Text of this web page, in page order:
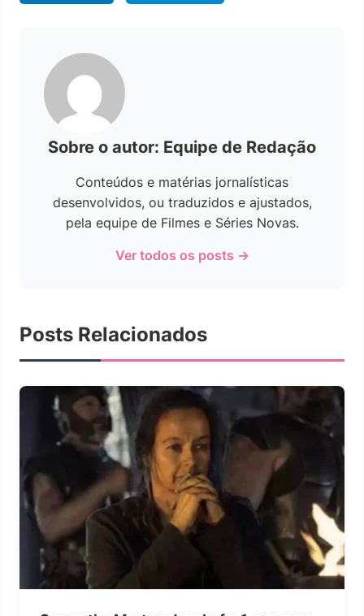
Sobre o autor: Equipe de Redação
Conteúdos e matérias jornalísticas
desenvolvidos, ou traduzidos e ajustados,
pela equipe de Filmes e Séries Novas.
Ver todos os posts →
Posts Relacionados